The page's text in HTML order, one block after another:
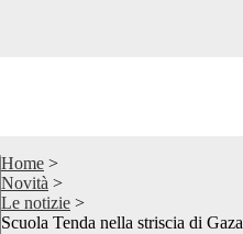
Home >
Novità >
Le notizie >
Scuola Tenda nella striscia di Gaza